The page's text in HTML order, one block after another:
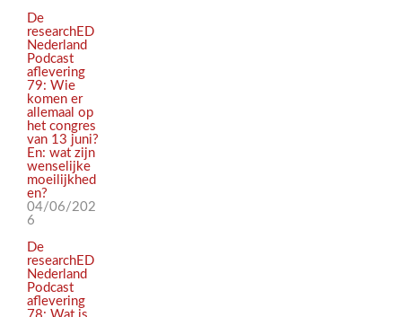
De
researchED
Nederland
Podcast
aflevering
79: Wie
komen er
allemaal op
het congres
van 13 juni?
En: wat zijn
wenselijke
moeilijkhed
en?
04/06/202
6
De
researchED
Nederland
Podcast
aflevering